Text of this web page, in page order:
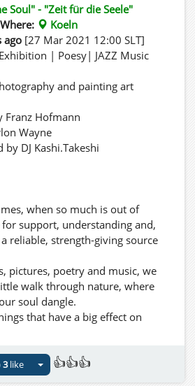
Soul" - "Zeit für die Seele"
Where:
Koeln
ago[27 Mar 2021 12:00 SLT]
| Poesy| JAZZ Music
and painting art
Franz Hofmann
Wayne
by DJ Kashi.Takeshi
when so much is out of
support, understanding and,
reliable, strength-giving source
pictures, poetry and music, we
walk through nature, where
soul dangle.
that have a big effect on
your soul time for everything
3like 👍👍👍